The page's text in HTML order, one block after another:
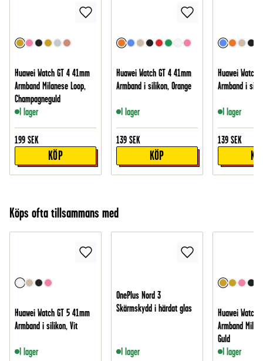
Huawei Watch GT 4 41mm
Armband Milanese Loop,
Champagneguld
I lager
199 SEK
KÖP
Huawei Watch GT 4 41mm
Armband i silikon, Orange
I lager
139 SEK
KÖP
Huawei Watch
Armband i
I lager
139 SEK
Köps ofta tillsammans med
Huawei Watch GT 5 41mm
Armband i silikon, Vit
I lager
OnePlus Nord 3
Skärmskydd i härdat glas
I lager
Huawei Watch
Armband
Guld
I lager